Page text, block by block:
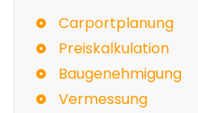
Carportplanung
Preiskalkulation
Baugenehmigung
Vermessung